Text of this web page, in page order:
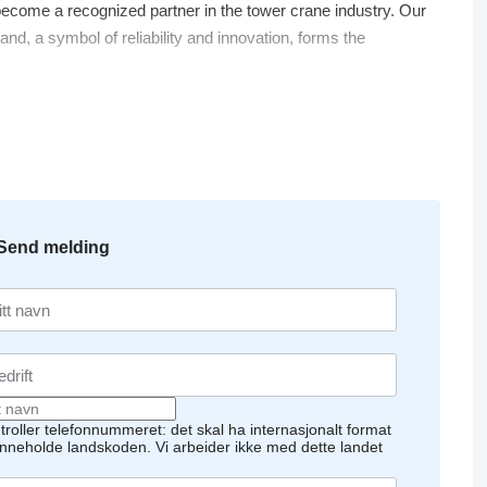
a recognized partner in the tower crane industry. Our
a symbol of reliability and innovation, forms the
the company's offering also includes other
its scale – and provide the necessary equipment to our
melding
telefonnummeret: det skal ha internasjonalt format
landskoden. Vi arbeider ikke med dette landet